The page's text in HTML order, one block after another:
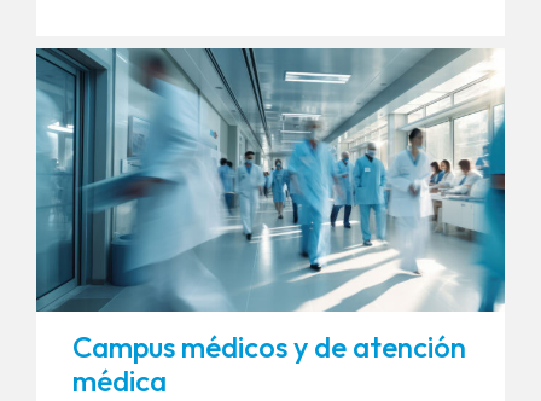
Campus médicos y de atención
médica